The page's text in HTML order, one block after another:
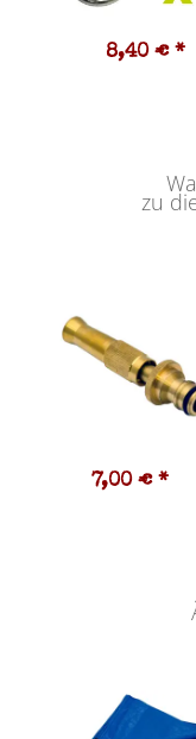
8,40 € *
zu
7,00 € *